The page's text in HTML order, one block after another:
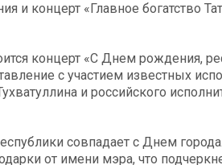
и концерт «Главное богатство
концерт «С Днем рождения,
с участием известных
и российского
совпадает с Днем
от имени мэра, что